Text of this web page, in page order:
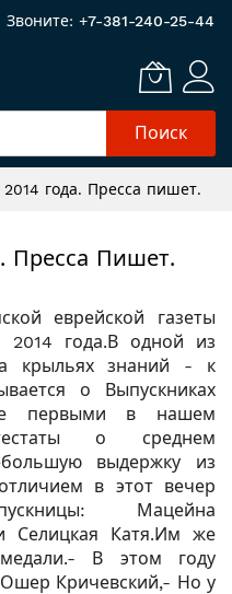
Звоните: +7-381-240-25-44
Поиск
года. Пресса пишет.
Пресса Пишет.
еврейской газеты
2014 года.В одной из
крыльях знаний - к
о Выпускниках
первыми в нашем
о среднем
выдержку из
в этот вечер
Мацейна
Селицкая Катя.Им же
В этом году
Кричевский,- Но у